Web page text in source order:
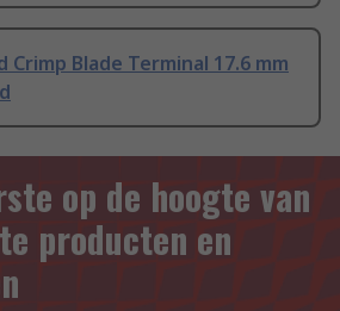
Crimp Blade Terminal 17.6 mm
op de hoogte van
producten en